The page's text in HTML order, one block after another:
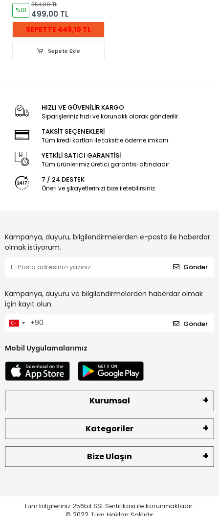
%10
554,00 TL
499,00 TL
SEPETTE 449,10 TL
Sepete Ekle
HIZLI VE GÜVENİLİR KARGO
Siparişleriniz hızlı ve korunaklı olarak gönderilir.
TAKSİT SEÇENEKLERİ
Tüm kredi kartları ile taksitle ödeme imkanı.
YETKİLİ SATICI GARANTİSİ
Tüm ürünlerimiz üretici garantisi altındadır.
7 / 24 DESTEK
Öneri ve şikayetlerinizi bize iletebilirsiniz.
Kampanya, duyuru, bilgilendirmelerden e-posta ile haberdar
olmak istiyorum.
Gönder
Kampanya, duyuru ve bilgilendirmelerden haberdar olmak
için kayıt olun.
Gönder
Mobil Uygulamalarımız
Kurumsal
Kategoriler
Bize Ulaşın
Tüm bilgileriniz 256bit SSL Sertifikası ile korunmaktadır.